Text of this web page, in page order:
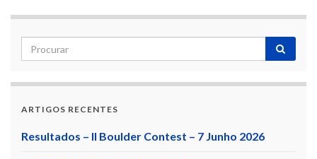
ARTIGOS RECENTES
Resultados – II Boulder Contest – 7 Junho 2026